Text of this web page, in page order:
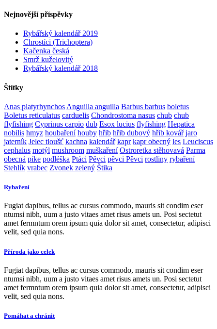
Nejnovější příspěvky
Rybářský kalendář 2019
Chrostíci (Trichoptera)
Kačenka česká
Smrž kuželovitý
Rybářský kalendář 2018
Štítky
Anas platyrhynchos Anguilla anguilla Barbus barbus boletus
Boletus reticulatus carduelis Chondrostoma nasus chub chub
flyfishing Cyprinus carpio dub Esox lucius flyfishing Hepatica
nobilis hmyz houbaření houby hřib hřib dubový hřib kovář jaro
jaterník Jelec tloušť kachna kalendář kapr kapr obecný les Leuciscus
cephalus motýl mushroom muškaření Ostroretka stěhovavá Parma
obecná pike podléška Ptáci Pěvci pěvci Pěvci rostliny rybaření
Stehlík vrabec Zvonek zelený Štika
Rybaření
Fugiat dapibus, tellus ac cursus commodo, mauris sit condim eser
ntumsi nibh, uum a justo vitaes amet risus amets un. Posi sectetut
amet fermntum orem ipsum quia dolor sit amet, consectetur, adipisci
velit, sed quia nons.
Příroda jako celek
Fugiat dapibus, tellus ac cursus commodo, mauris sit condim eser
ntumsi nibh, uum a justo vitaes amet risus amets un. Posi sectetut
amet fermntum orem ipsum quia dolor sit amet, consectetur, adipisci
velit, sed quia nons.
Pomáhat a chránit